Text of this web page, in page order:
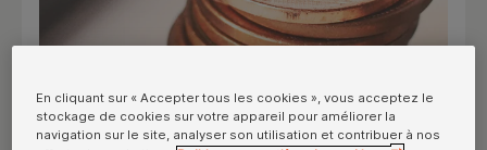
En cliquant sur « Accepter tous les cookies », vous acceptez le
stockage de cookies sur votre appareil pour améliorer la
navigation sur le site, analyser son utilisation et contribuer à nos